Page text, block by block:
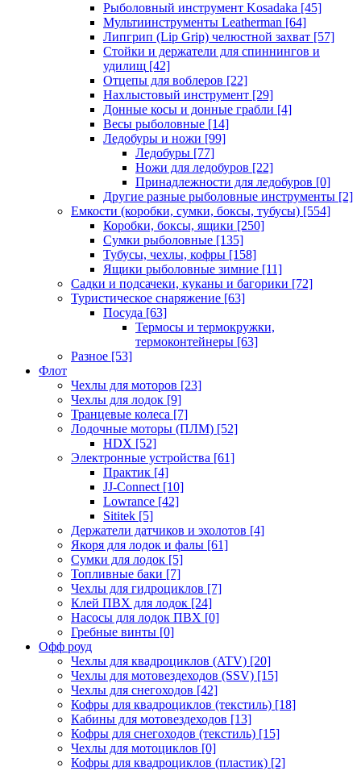
Рыболовный инструмент Kosadaka [45]
Мультиинструменты Leatherman [64]
Липгрип (Lip Grip) челюстной захват [57]
Стойки и держатели для спиннингов и
удилищ [42]
Отцепы для воблеров [22]
Нахлыстовый инструмент [29]
Донные косы и донные грабли [4]
Весы рыболовные [14]
Ледобуры и ножи [99]
Ледобуры [77]
Ножи для ледобуров [22]
Принадлежности для ледобуров [0]
Другие разные рыболовные инструменты [2]
Емкости (коробки, сумки, боксы, тубусы) [554]
Коробки, боксы, ящики [250]
Сумки рыболовные [135]
Тубусы, чехлы, кофры [158]
Ящики рыболовные зимние [11]
Садки и подсачеки, куканы и багорики [72]
Туристическое снаряжение [63]
Посуда [63]
Термосы и термокружки,
термоконтейнеры [63]
Разное [53]
Флот
Чехлы для моторов [23]
Чехлы для лодок [9]
Транцевые колеса [7]
Лодочные моторы (ПЛМ) [52]
HDX [52]
Электронные устройства [61]
Практик [4]
JJ-Connect [10]
Lowrance [42]
Sititek [5]
Держатели датчиков и эхолотов [4]
Якоря для лодок и фалы [61]
Сумки для лодок [5]
Топливные баки [7]
Чехлы для гидроциклов [7]
Клей ПВХ для лодок [24]
Насосы для лодок ПВХ [0]
Гребные винты [0]
Офф роуд
Чехлы для квадроциклов (ATV) [20]
Чехлы для мотовездеходов (SSV) [15]
Чехлы для снегоходов [42]
Кофры для квадроциклов (текстиль) [18]
Кабины для мотовездеходов [13]
Кофры для снегоходов (текстиль) [15]
Чехлы для мотоциклов [0]
Кофры для квадроциклов (пластик) [2]